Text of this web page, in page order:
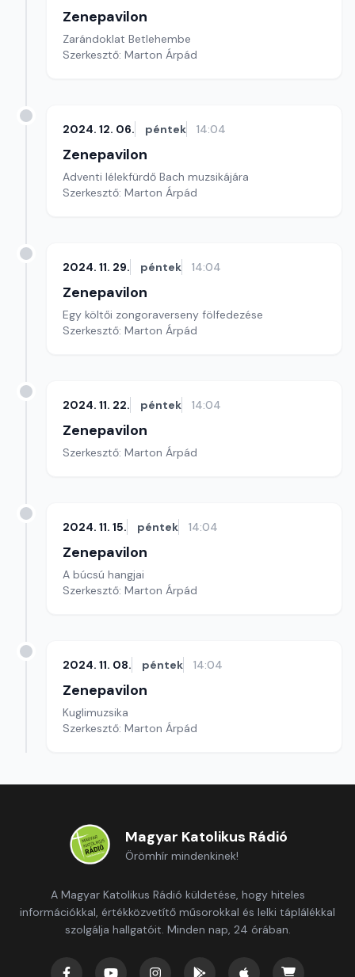
Zenepavilon
Zarándoklat Betlehembe
Szerkesztő: Marton Árpád
2024. 12. 06. péntek 14:04
Zenepavilon
Adventi lélekfürdő Bach muzsikájára
Szerkesztő: Marton Árpád
2024. 11. 29. péntek 14:04
Zenepavilon
Egy költői zongoraverseny fölfedezése
Szerkesztő: Marton Árpád
2024. 11. 22. péntek 14:04
Zenepavilon
Szerkesztő: Marton Árpád
2024. 11. 15. péntek 14:04
Zenepavilon
A búcsú hangjai
Szerkesztő: Marton Árpád
2024. 11. 08. péntek 14:04
Zenepavilon
Kuglimuzsika
Szerkesztő: Marton Árpád
Magyar Katolikus Rádió
Örömhír mindenkinek!
A Magyar Katolikus Rádió küldetése, hogy hiteles
információkkal, értékközvetítő műsorokkal és lelki táplálékkal
szolgálja hallgatóit. Minden nap, 24 órában.